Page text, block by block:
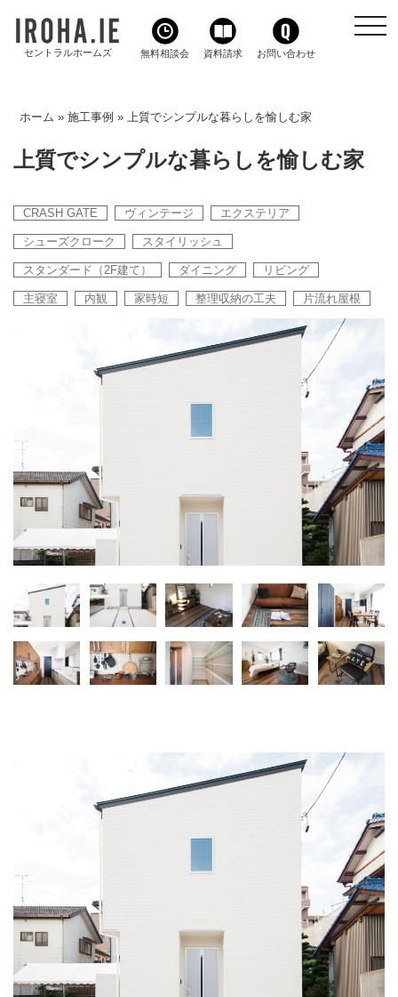
セントラルホームズ 無料相談会 資料請求 お問い合わせ
ホーム »施工事例 » 上質でシンプルな暮らしを愉しむ家
上質でシンプルな暮らしを愉しむ家
CRASH GATE ヴィンテージ エクステリア
シューズクローク スタイリッシュ
スタンダード（2F建て） ダイニング リビング
主寝室 内観 家時短 整理収納の工夫 片流れ屋根